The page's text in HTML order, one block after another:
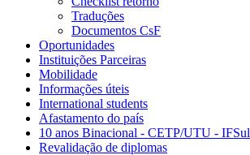
Traduções
Documentos CsF
Oportunidades
Instituições Parceiras
Mobilidade
Informações úteis
International students
Afastamento do país
10 anos Binacional - CETP/UTU - IFSul
Revalidação de diplomas